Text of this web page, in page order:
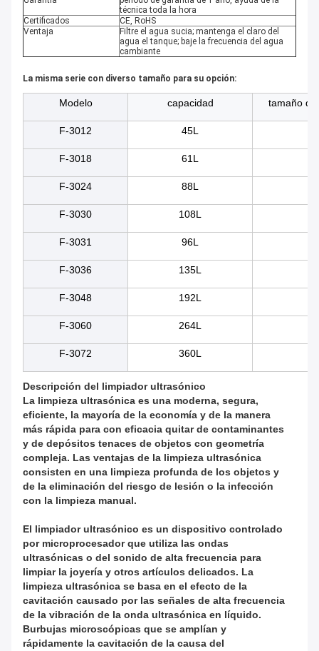
técnica toda la hora
Certificados
CE, RoHS
Ventaja
Filtre el agua sucia; mantenga el claro del
agua el tanque; baje la frecuencia del agua
cambiante
La misma serie con diverso tamaño para su opción:
Modelo capacidad tamaño
F-3012 45L
F-3018 61L
F-3024 88L
F-3030 108L
F-3031 96L
F-3036 135L
F-3048 192L
F-3060 264L
F-3072 360L
Descripción del limpiador ultrasónico
La limpieza ultrasónica es una moderna, segura,
eficiente, la mayoría de la economía y de la manera
más rápida para con eficacia quitar de contaminantes
y de depósitos tenaces de objetos con geometría
compleja. Las ventajas de la limpieza ultrasónica
consisten en una limpieza profunda de los objetos y
de la eliminación del riesgo de lesión o la infección
con la limpieza manual.
El limpiador ultrasónico es un dispositivo controlado
por microprocesador que utiliza las ondas
ultrasónicas o del sonido de alta frecuencia para
limpiar la joyería y otros artículos delicados. La
limpieza ultrasónica se basa en el efecto de la
cavitación causado por las señales de alta frecuencia
de la vibración de la onda ultrasónica en líquido.
Burbujas microscópicas que se amplían y
rápidamente la cavitación de la causa del